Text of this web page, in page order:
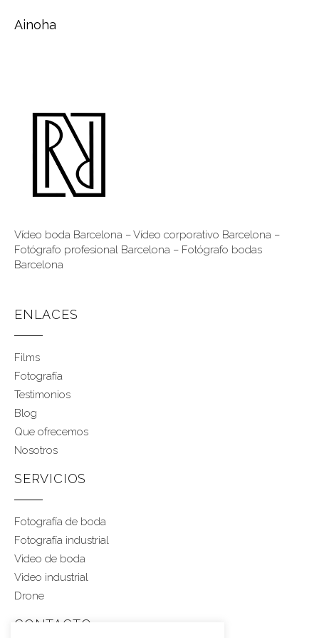
Ainoha
Vídeo boda Barcelona –Vídeo corporativo Barcelona –
Fotógrafo profesional Barcelona – Fotógrafo bodas
Barcelona
ENLACES
Films
Fotografía
Testimonios
Blog
Que ofrecemos
Nosotros
SERVICIOS
Fotografía de boda
Fotografía industrial
Video de boda
Video industrial
Drone
CONTACTO